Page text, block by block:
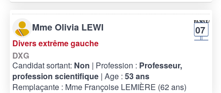
Mme Olivia LEWI 07
Divers extrême gauche
DXG
Candidat sortant: Non | Profession : Professeur,
profession scientifique | Age : 53 ans
Remplaçante : Mme Françoise LEMIÈRE (62 ans)